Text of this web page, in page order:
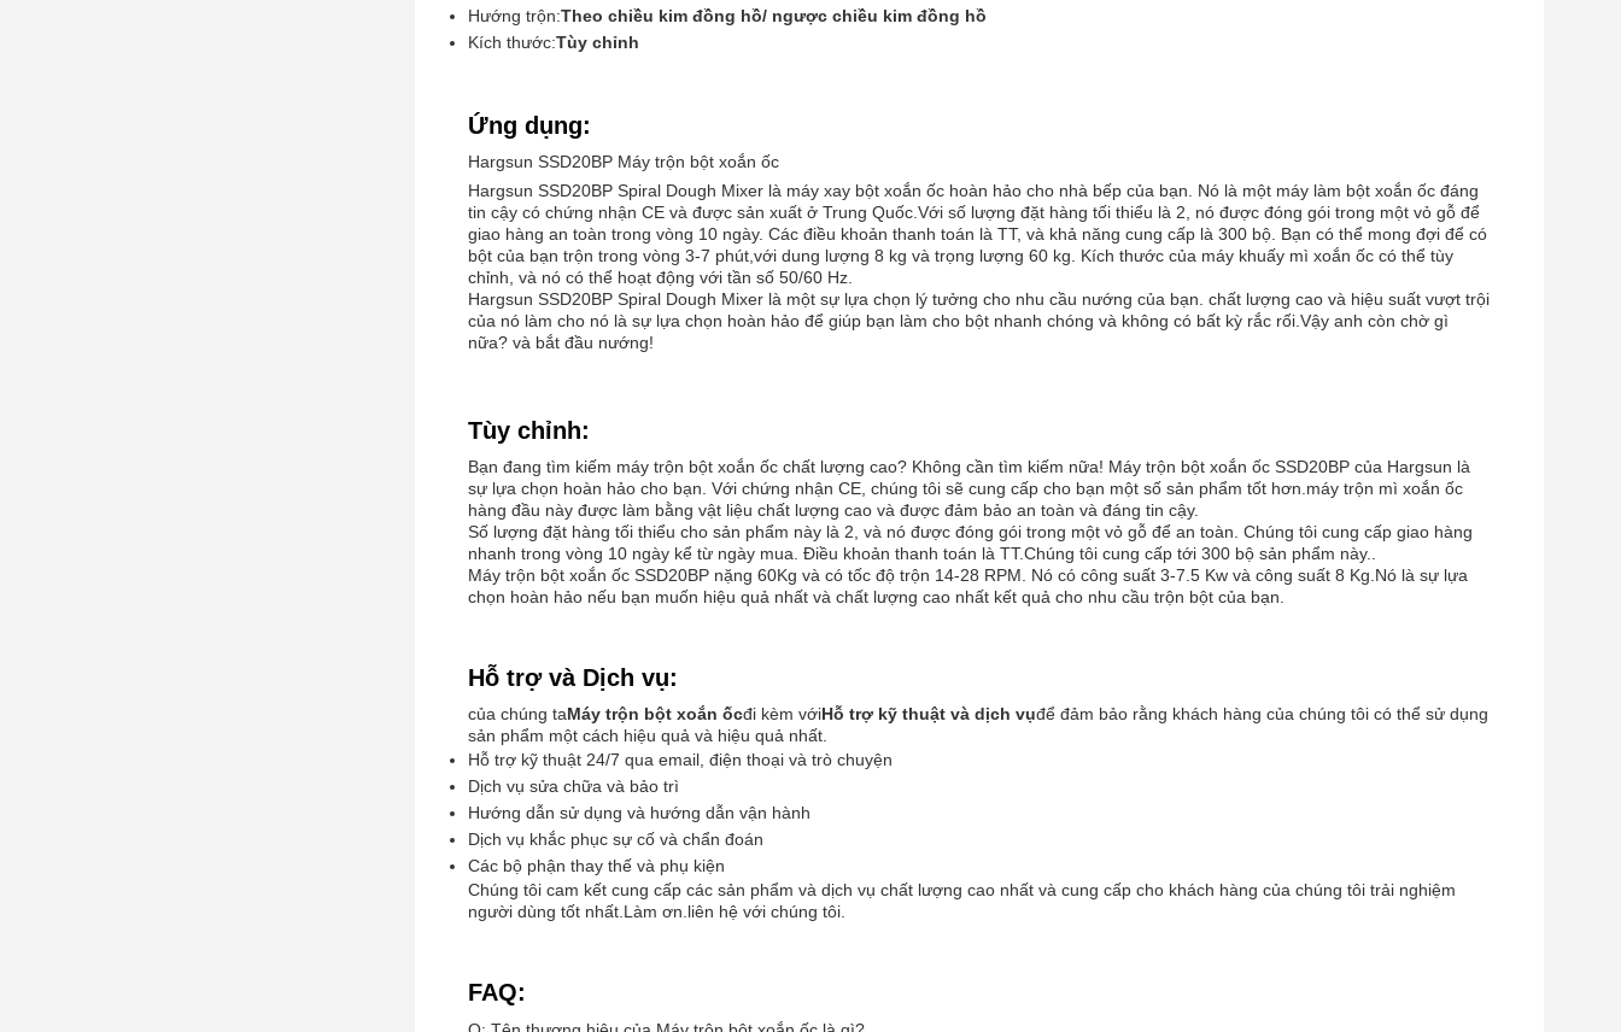
Hướng trộn:Theo chiều kim đồng hồ/ ngược chiều kim đồng hồ
Kích thước:Tùy chỉnh
Ứng dụng:
Hargsun SSD20BP Máy trộn bột xoắn ốc
Hargsun SSD20BP Spiral Dough Mixer là máy xay bột xoắn ốc hoàn hảo cho nhà bếp của bạn. Nó là một máy làm bột xoắn ốc đáng
tin cậy có chứng nhận CE và được sản xuất ở Trung Quốc.Với số lượng đặt hàng tối thiểu là 2, nó được đóng gói trong một vỏ gỗ để
giao hàng an toàn trong vòng 10 ngày. Các điều khoản thanh toán là TT, và khả năng cung cấp là 300 bộ. Bạn có thể mong đợi để có
bột của bạn trộn trong vòng 3-7 phút,với dung lượng 8 kg và trọng lượng 60 kg. Kích thước của máy khuấy mì xoắn ốc có thể tùy
chỉnh, và nó có thể hoạt động với tần số 50/60 Hz.
Hargsun SSD20BP Spiral Dough Mixer là một sự lựa chọn lý tưởng cho nhu cầu nướng của bạn. chất lượng cao và hiệu suất vượt trội
của nó làm cho nó là sự lựa chọn hoàn hảo để giúp bạn làm cho bột nhanh chóng và không có bất kỳ rắc rối.Vậy anh còn chờ gì
nữa? và bắt đầu nướng!
Tùy chỉnh:
Bạn đang tìm kiếm máy trộn bột xoắn ốc chất lượng cao? Không cần tìm kiếm nữa! Máy trộn bột xoắn ốc SSD20BP của Hargsun là
sự lựa chọn hoàn hảo cho bạn. Với chứng nhận CE, chúng tôi sẽ cung cấp cho bạn một số sản phẩm tốt hơn.máy trộn mì xoắn ốc
hàng đầu này được làm bằng vật liệu chất lượng cao và được đảm bảo an toàn và đáng tin cậy.
Số lượng đặt hàng tối thiểu cho sản phẩm này là 2, và nó được đóng gói trong một vỏ gỗ để an toàn. Chúng tôi cung cấp giao hàng
nhanh trong vòng 10 ngày kể từ ngày mua. Điều khoản thanh toán là TT.Chúng tôi cung cấp tới 300 bộ sản phẩm này..
Máy trộn bột xoắn ốc SSD20BP nặng 60Kg và có tốc độ trộn 14-28 RPM. Nó có công suất 3-7.5 Kw và công suất 8 Kg.Nó là sự lựa
chọn hoàn hảo nếu bạn muốn hiệu quả nhất và chất lượng cao nhất kết quả cho nhu cầu trộn bột của bạn.
Hỗ trợ và Dịch vụ:
của chúng taMáy trộn bột xoắn ốcđi kèm vớiHỗ trợ kỹ thuật và dịch vụđể đảm bảo rằng khách hàng của chúng tôi có thể sử dụng
sản phẩm một cách hiệu quả và hiệu quả nhất.
Hỗ trợ kỹ thuật 24/7 qua email, điện thoại và trò chuyện
Dịch vụ sửa chữa và bảo trì
Hướng dẫn sử dụng và hướng dẫn vận hành
Dịch vụ khắc phục sự cố và chẩn đoán
Các bộ phận thay thế và phụ kiện
Chúng tôi cam kết cung cấp các sản phẩm và dịch vụ chất lượng cao nhất và cung cấp cho khách hàng của chúng tôi trải nghiệm
người dùng tốt nhất.Làm ơn. liên hệ với chúng tôi
FAQ: